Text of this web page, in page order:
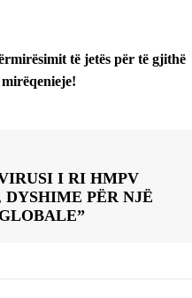
të jetës për të gjithë
I RI HMPV
PËR NJË